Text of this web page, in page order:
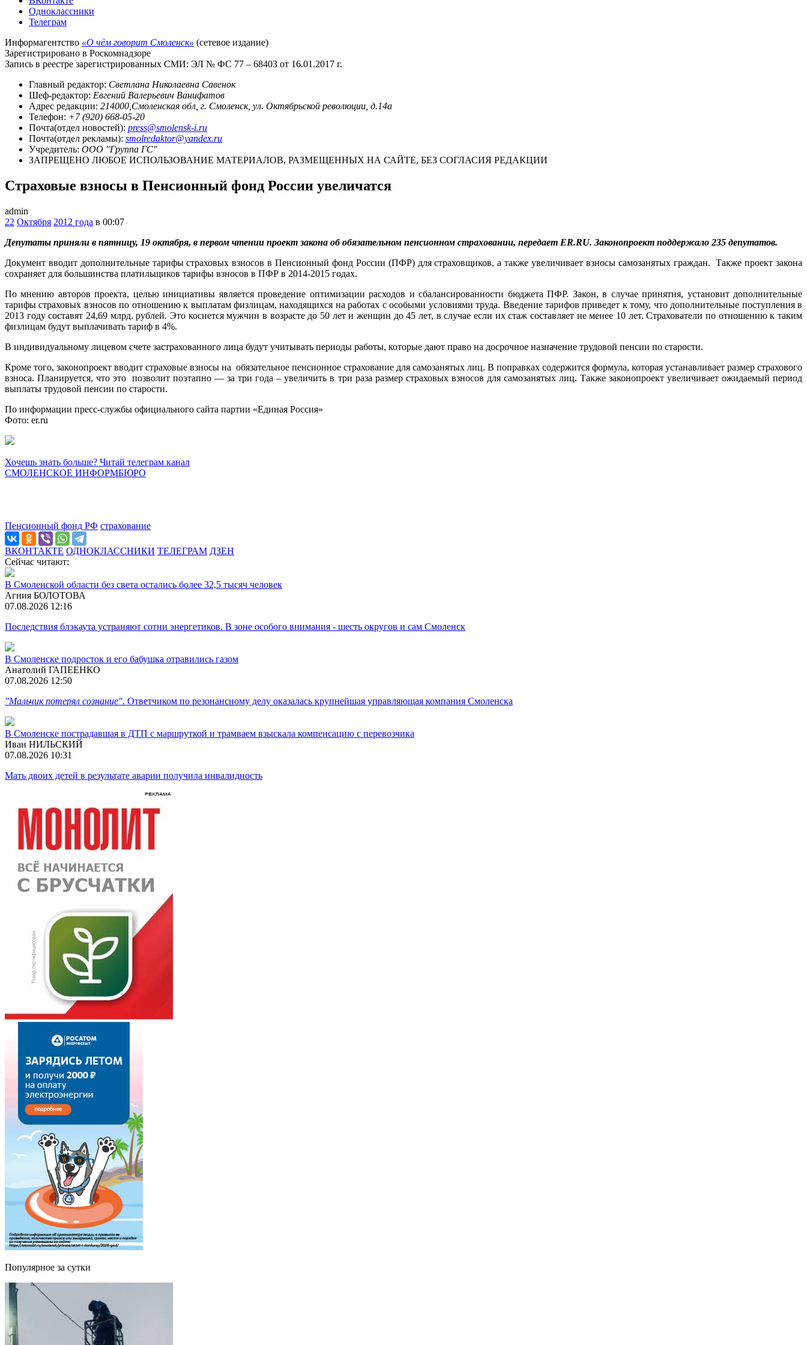
Одноклассники
Телеграм
Информагентство «О чём говорит Смоленск» (сетевое издание)
Зарегистрировано в Роскомнадзоре
Запись в реестре зарегистрированных СМИ: ЭЛ № ФС 77 – 68403 от 16.01.2017 г.
Главный редактор: Светлана Николаевна Савенок
Шеф-редактор: Евгений Валерьевич Ванифатов
Адрес редакции: 214000,Смоленская обл, г. Смоленск, ул. Октябрьской революции, д.14а
Телефон: +7 (920) 668-05-20
Почта(отдел новостей): press@smolensk-i.ru
Почта(отдел рекламы): smolredaktor@yandex.ru
Учредитель: ООО "Группа ГС"
ЗАПРЕЩЕНО ЛЮБОЕ ИСПОЛЬЗОВАНИЕ МАТЕРИАЛОВ, РАЗМЕЩЕННЫХ НА САЙТЕ, БЕЗ СОГЛАСИЯ РЕДАКЦИИ
Страховые взносы в Пенсионный фонд России увеличатся
admin
22 Октября 2012 года в 00:07
Депутаты приняли в пятницу, 19 октября, в первом чтении проект закона об обязательном пенсионном страховании, передает ER.RU. Законопроект поддержало 235 депутатов.
Документ вводит дополнительные тарифы страховых взносов в Пенсионный фонд России (ПФР) для страховщиков, а также увеличивает взносы самозанятых граждан. Также проект закона
сохраняет для большинства платильщиков тарифы взносов в ПФР в 2014-2015 годах.
По мнению авторов проекта, целью инициативы является проведение оптимизации расходов и сбалансированности бюджета ПФР. Закон, в случае принятия, установит дополнительные
тарифы страховых взносов по отношению к выплатам физлицам, находящихся на работах с особыми условиями труда. Введение тарифов приведет к тому, что дополнительные поступления в
2013 году составят 24,69 млрд. рублей. Это коснется мужчин в возрасте до 50 лет и женщин до 45 лет, в случае если их стаж составляет не менее 10 лет. Страхователи по отношению к таким
физлицам будут выплачивать тариф в 4%.
В индивидуальному лицевом счете застрахованного лица будут учитывать периоды работы, которые дают право на досрочное назначение трудовой пенсии по старости.
Кроме того, законопроект вводит страховые взносы на обязательное пенсионное страхование для самозанятых лиц. В поправках содержится формула, которая устанавливает размер страхового
взноса. Планируется, что это позволит поэтапно — за три года – увеличить в три раза размер страховых взносов для самозанятых лиц. Также законопроект увеличивает ожидаемый период
выплаты трудовой пенсии по старости.
По информации пресс-службы официального сайта партии «Единая Россия»
Фото: er.ru
Хочешь знать больше? Читай телеграм канал
СМОЛЕНСКОЕ ИНФОРМБЮРО
Пенсионный фонд РФ страхование
ВКОНТАКТЕ ОДНОКЛАССНИКИ ТЕЛЕГРАМ ДЗЕН
Сейчас читают:
В Смоленской области без света остались более 32,5 тысяч человек
Агния БОЛОТОВА
07.08.2026 12:16
Последствия блэкаута устраняют сотни энергетиков. В зоне особого внимания - шесть округов и сам Смоленск
В Смоленске подросток и его бабушка отравились газом
Анатолий ГАПЕЕНКО
07.08.2026 12:50
"Мальчик потерял сознание". Ответчиком по резонансному делу оказалась крупнейшая управляющая компания Смоленска
В Смоленске пострадавшая в ДТП с маршруткой и трамваем взыскала компенсацию с перевозчика
Иван НИЛЬСКИЙ
07.08.2026 10:31
Мать двоих детей в результате аварии получила инвалидность
Популярное за сутки